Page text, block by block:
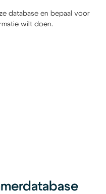
database en bepaal voor
wilt doen.